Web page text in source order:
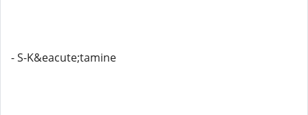
- S-K&eacute;tamine